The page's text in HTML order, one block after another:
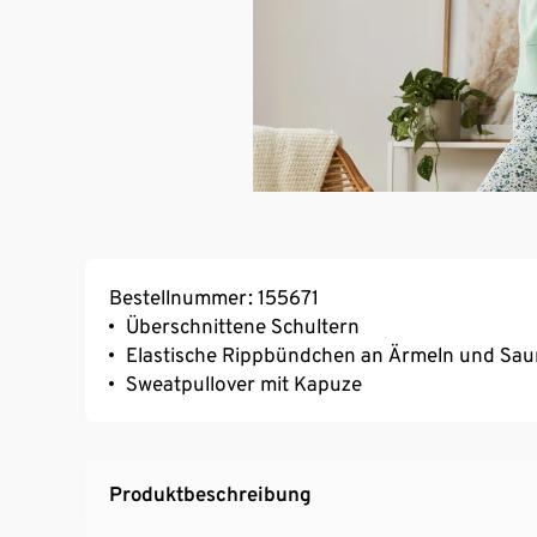
Bestellnummer: 155671
Überschnittene Schultern
Elastische Rippbündchen an Ärmeln und
Sweatpullover mit Kapuze
Produktbeschreibung